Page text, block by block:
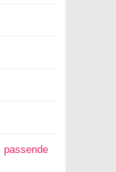
passende